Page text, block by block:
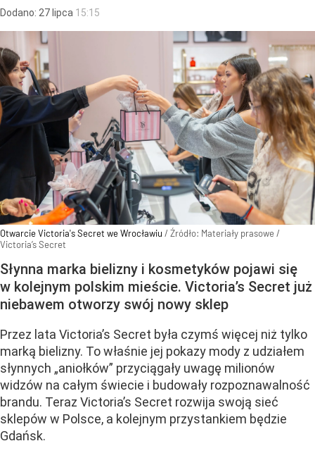
Dodano: 27 lipca 15:15
Otwarcie Victoria's Secret we Wrocławiu / Źródło: Materiały prasowe /
Victoria’s Secret
Słynna marka bielizny i kosmetyków pojawi się
w kolejnym polskim mieście. Victoria’s Secret już
niebawem otworzy swój nowy sklep
Przez lata Victoria’s Secret była czymś więcej niż tylko
marką bielizny. To właśnie jej pokazy mody z udziałem
słynnych „aniołków” przyciągały uwagę milionów
widzów na całym świecie i budowały rozpoznawalność
brandu. Teraz Victoria’s Secret rozwija swoją sieć
sklepów w Polsce, a kolejnym przystankiem będzie
Gdańsk.